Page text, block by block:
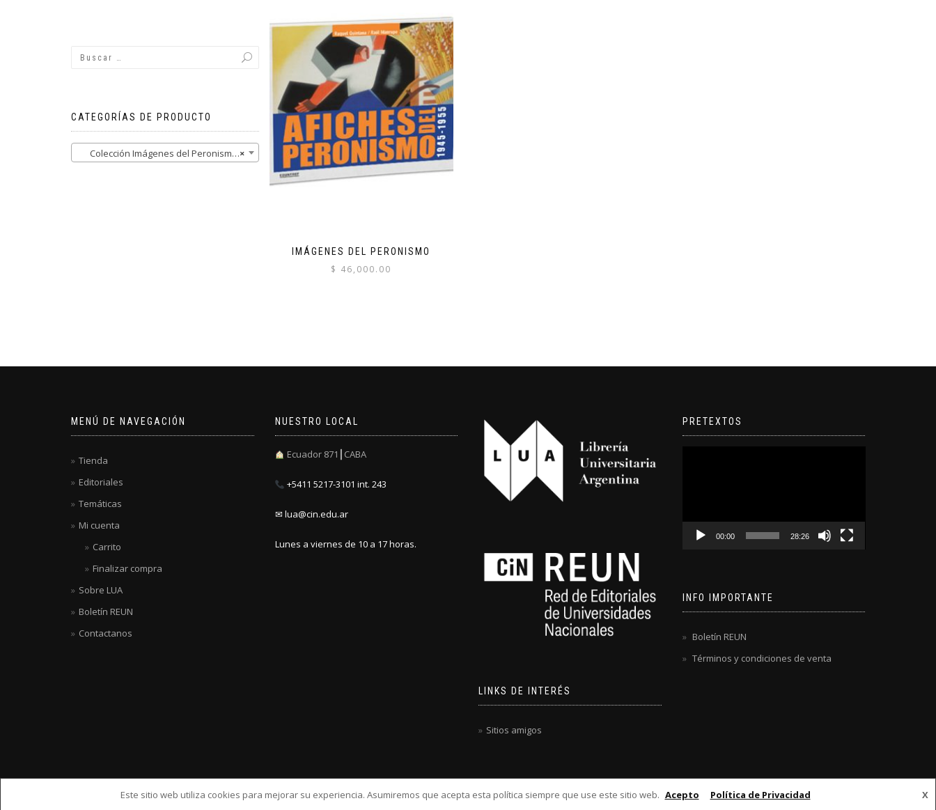
IMÁGENES DEL PERONISMO
$ 46,000.00
CATEGORÍAS DE PRODUCTO
×
Colección Imágenes del Peronismo (1)
MENÚ DE NAVEGACIÓN
Tienda
Editoriales
Temáticas
Mi cuenta
Carrito
Finalizar compra
Sobre LUA
Boletín REUN
Contactanos
NUESTRO LOCAL
Ecuador 871┃CABA
+5411 5217-3101 int. 243
✉ lua@cin.edu.ar
Lunes a viernes de 10 a 17 horas.
LINKS DE INTERÉS
Sitios amigos
PRETEXTOS
00:00 28:26
INFO IMPORTANTE
Boletín REUN
Términos y condiciones de venta
hecho por WordPress
Este sitio web utiliza cookies para mejorar su experiencia. Asumiremos que acepta esta política siempre que use este sitio web. X
Acepto Política de Privacidad